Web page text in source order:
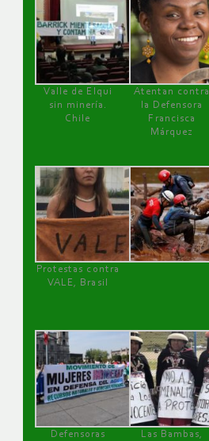
Valle de Elqui
sin minería.
Chile
Atentan contra
la Defensora
Francisca
Márquez
Protestas contra
VALE, Brasil
Defensoras
Las Bambas,